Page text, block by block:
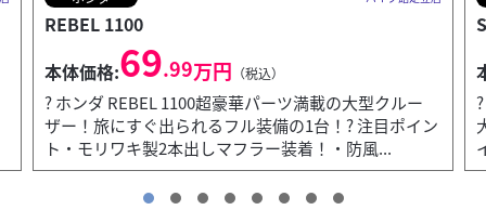
Super CUB 110
本体価格:26.99万円 （税込）
? ホンダ Super CUB 110日常使いから通勤・通学まで
大活躍！国産モデルのJA44型スーパーカブ！? 注目ポ
イント・走行距離わずか676kmの超...